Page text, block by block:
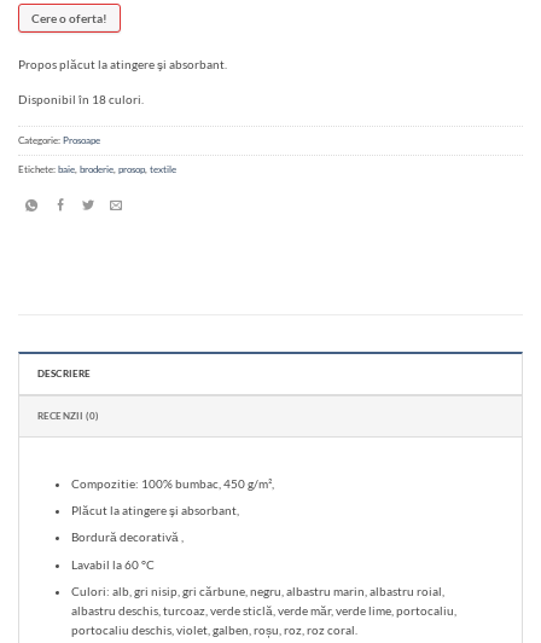
Cere o oferta!
Propos plăcut la atingere şi absorbant.
Disponibil în 18 culori.
Categorie: Prosoape
Etichete: baie broderie prosop textile
DESCRIERE
RECENZII (0)
Compozitie: 100% bumbac, 450 g/m²,
Plăcut la atingere şi absorbant,
Bordură decorativă ,
Lavabil la 60 °C
Culori: alb, gri nisip, gri cărbune, negru, albastru marin, albastru roial,
albastru deschis, turcoaz, verde sticlă, verde măr, verde lime, portocaliu,
portocaliu deschis, violet, galben, roșu, roz, roz coral.